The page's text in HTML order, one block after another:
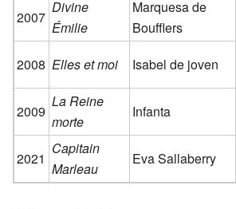
2007
Divine
Émilie
Marquesa de
Boufflers
2008 Elles et moi Isabel de joven
2009
La Reine
morte
Infanta
2021
Capitain
Marleau
Eva Sallaberry